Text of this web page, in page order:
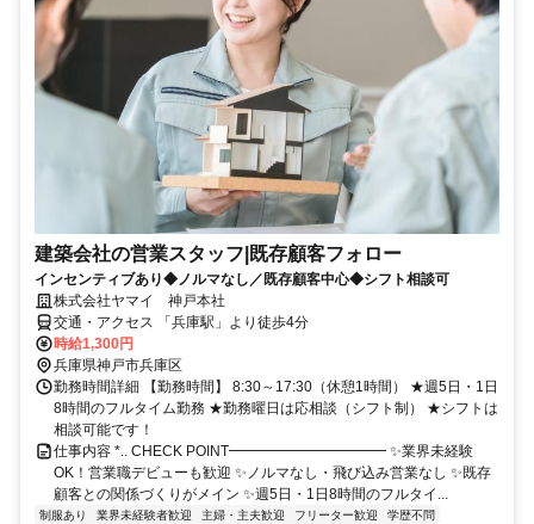
建築会社の営業スタッフ|既存顧客フォロー
インセンティブあり◆ノルマなし／既存顧客中心◆シフト相談可
株式会社ヤマイ 神戸本社
交通・アクセス 「兵庫駅」より徒歩4分
時給1,300円
兵庫県神戸市兵庫区
勤務時間詳細 【勤務時間】 8:30～17:30（休憩1時間） ★週5日・1日
8時間のフルタイム勤務 ★勤務曜日は応相談（シフト制） ★シフトは
相談可能です！
仕事内容 *.. CHECK POINT━━━━━━━━━━━ ✨業界未経験
OK！営業職デビューも歓迎 ✨ノルマなし・飛び込み営業なし ✨既存
顧客との関係づくりがメイン ✨週5日・1日8時間のフルタイ...
制服あり 業界未経験者歓迎 主婦・主夫歓迎 フリーター歓迎
学歴不問